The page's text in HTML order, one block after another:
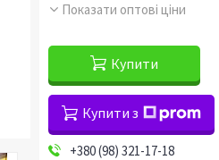
Показати оптові ціни
Купити
Купити з
+380 (98) 321-17-18